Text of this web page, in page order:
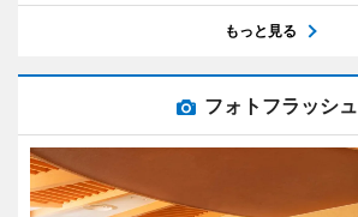
もっと見る
フォトフラッシュ